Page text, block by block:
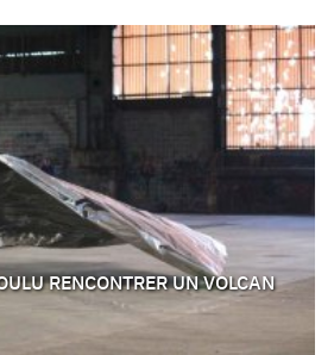
RENCONTRER UN VOLCAN